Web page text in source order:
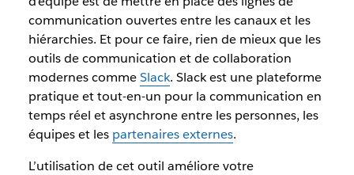
communication ouvertes entre les canaux et les
hiérarchies. Et pour ce faire, rien de mieux que les
outils de communication et de collaboration
modernes commeSlack. Slack est une plateforme
pratique et tout-en-un pour la communication en
temps réel et asynchrone entre les personnes, les
équipes et les partenaires externes.
L’utilisation de cet outil améliore votre